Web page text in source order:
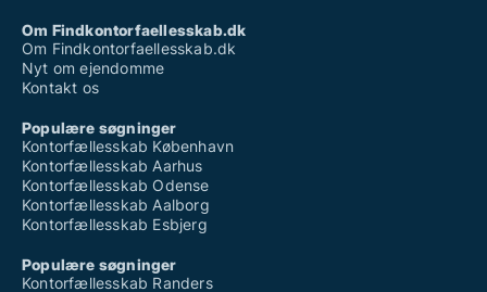
Om Findkontorfaellesskab.dk
Om Findkontorfaellesskab.dk
Nyt om ejendomme
Kontakt os
Populære søgninger
Kontorfællesskab København
Kontorfællesskab Aarhus
Kontorfællesskab Odense
Kontorfællesskab Aalborg
Kontorfællesskab Esbjerg
Populære søgninger
Kontorfællesskab Randers